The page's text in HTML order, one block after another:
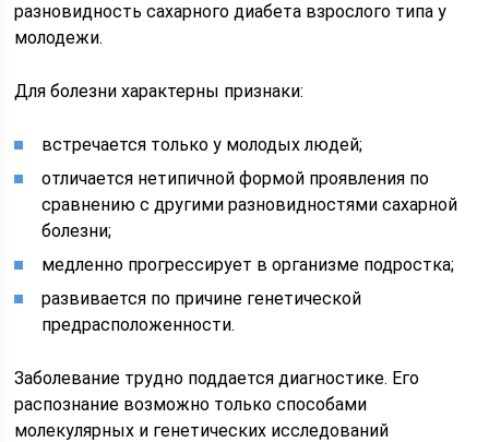
разновидность сахарного диабета взрослого типа у
молодежи.
Для болезни характерны признаки:
встречается только у молодых людей;
отличается нетипичной формой проявления по
сравнению с другими разновидностями сахарной
болезни;
медленно прогрессирует в организме подростка;
развивается по причине генетической
предрасположенности.
Заболевание трудно поддается диагностике. Его
распознание возможно только способами
молекулярных и генетических исследований